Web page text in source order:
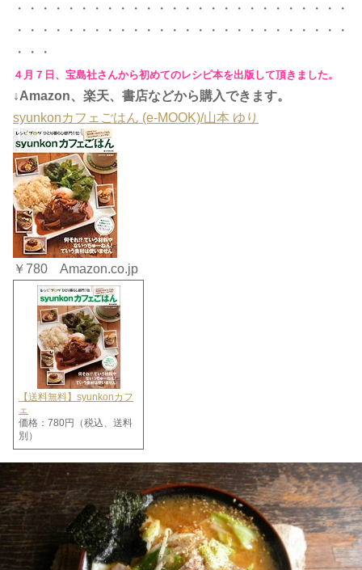
・・・・・・・・・・・・・・・・・・・・・・・・・・
・・・・・・・・・・・・・・・・・・・・・・・・・・
・・・
４月７日、 宝島社さんから初めてのレシピ本を出版して頂きました。
↓Amazon、楽天、書店などから購入できます。
syunkonカフェごはん (e-MOOK)/山本 ゆり
￥780 Amazon.co.jp
【送料無料】syunkonカフ
ェ
価格：780円（税込、送料
別）